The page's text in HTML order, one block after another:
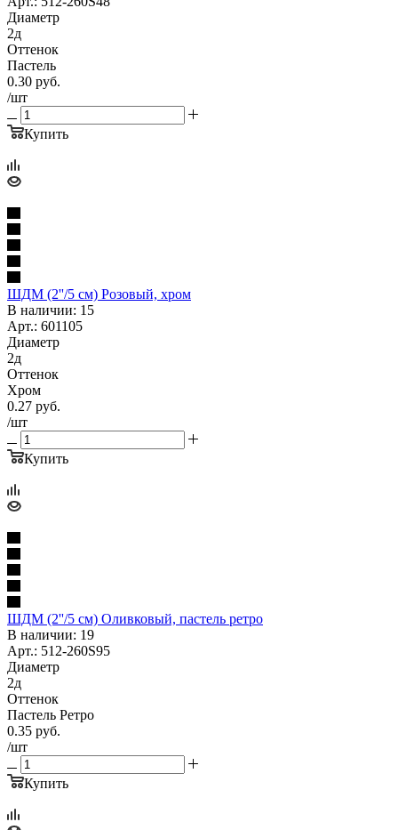
Диаметр
2д
Оттенок
Пастель
0.30 руб.
/шт
Купить
ШДМ (2''/5 см) Розовый, хром
В наличии: 15
Арт.: 601105
Диаметр
2д
Оттенок
Хром
0.27 руб.
/шт
Купить
ШДМ (2''/5 см) Оливковый, пастель ретро
В наличии: 19
Арт.: 512-260S95
Диаметр
2д
Оттенок
Пастель Ретро
0.35 руб.
/шт
Купить